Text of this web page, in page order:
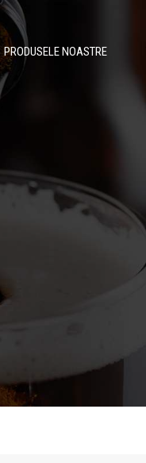
PRODUSELE NOASTRE